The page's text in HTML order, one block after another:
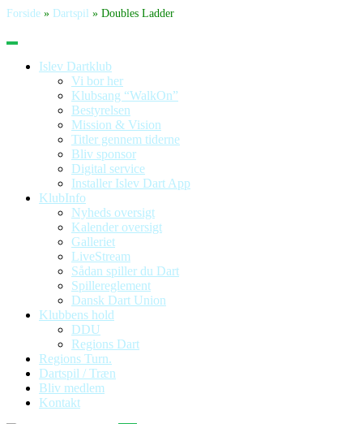
Forside » Dartspil » Doubles Ladder
Islev Dartklub
Vi bor her
Klubsang “WalkOn”
Bestyrelsen
Mission & Vision
Titler gennem tiderne
Bliv sponsor
Digital service
Installer Islev Dart App
KlubInfo
Nyheds oversigt
Kalender oversigt
Galleriet
LiveStream
Sådan spiller du Dart
Spillereglement
Dansk Dart Union
Klubbens hold
DDU
Regions Dart
Regions Turn.
Dartspil / Træn
Bliv medlem
Kontakt